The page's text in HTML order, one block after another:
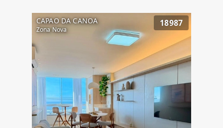
CAPAO DA CANOA
Zona Nova
18987